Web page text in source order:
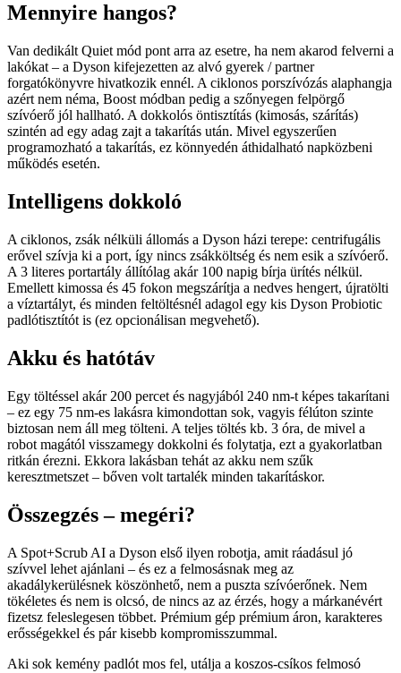
Mennyire hangos?
Van dedikált Quiet mód pont arra az esetre, ha nem akarod felverni a
lakókat – a Dyson kifejezetten az alvó gyerek / partner
forgatókönyvre hivatkozik ennél. A ciklonos porszívózás alaphangja
azért nem néma, Boost módban pedig a szőnyegen felpörgő
szívóerő jól hallható. A dokkolós öntisztítás (kimosás, szárítás)
szintén ad egy adag zajt a takarítás után. Mivel egyszerűen
programozható a takarítás, ez könnyedén áthidalható napközbeni
működés esetén.
Intelligens dokkoló
A ciklonos, zsák nélküli állomás a Dyson házi terepe: centrifugális
erővel szívja ki a port, így nincs zsákköltség és nem esik a szívóerő.
A 3 literes portartály állítólag akár 100 napig bírja ürítés nélkül.
Emellett kimossa és 45 fokon megszárítja a nedves hengert, újratölti
a víztartályt, és minden feltöltésnél adagol egy kis Dyson Probiotic
padlótisztítót is (ez opcionálisan megvehető).
Akku és hatótáv
Egy töltéssel akár 200 percet és nagyjából 240 nm-t képes takarítani
– ez egy 75 nm-es lakásra kimondottan sok, vagyis félúton szinte
biztosan nem áll meg tölteni. A teljes töltés kb. 3 óra, de mivel a
robot magától visszamegy dokkolni és folytatja, ezt a gyakorlatban
ritkán érezni. Ekkora lakásban tehát az akku nem szűk
keresztmetszet – bőven volt tartalék minden takarításkor.
Összegzés – megéri?
A Spot+Scrub AI a Dyson első ilyen robotja, amit ráadásul jó
szívvel lehet ajánlani – és ez a felmosásnak meg az
akadálykerülésnek köszönhető, nem a puszta szívóerőnek. Nem
tökéletes és nem is olcsó, de nincs az az érzés, hogy a márkanévért
fizetsz feleslegesen többet. Prémium gép prémium áron, karakteres
erősségekkel és pár kisebb kompromisszummal.
Aki sok kemény padlót mos fel, utálja a koszos-csíkos felmosó